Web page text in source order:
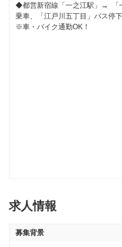
◆都営新宿線「一之江駅」→  「
乗車、「江戸川五丁目」バス停
※車・バイク通勤OK！
求人情報
募集背景